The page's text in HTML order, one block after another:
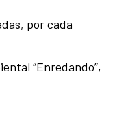
por cada
“Enredando”,